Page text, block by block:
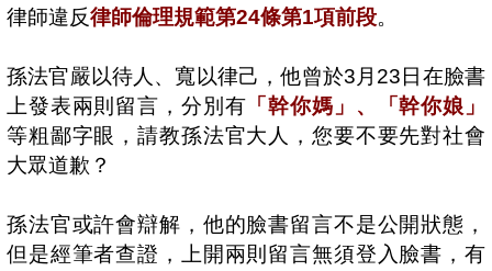
律師違反律師倫理規範第24條第1項前段。
孫法官嚴以待人、寬以律己，他曾於3 月 23 日在臉書
上發表兩則留言，分別有 「幹你媽」、「幹你娘」
等粗鄙字眼，請教孫法官大人，您要不要先對社會
大眾道歉？
孫法官或許會辯解，他的臉書留言不是公開狀態，
但是經筆者查證，上開兩則留言無須登入臉書，有